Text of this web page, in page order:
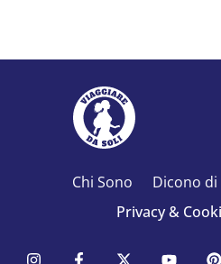
Chi Sono Dicono di
Privacy &